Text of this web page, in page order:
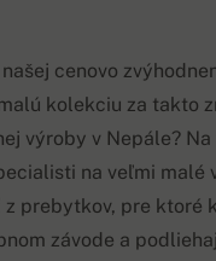
cenovo
kolekciu za takto
výroby v Nepále?
na veľmi malé
prebytkov, pre ktoré
závode a